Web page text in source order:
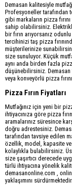
Demasan kalitesiyle
Profesyoneller tarafından
gibi markaların pizza
sahip olabilirsiniz.
bir fırın arıyorsanız
tercihinizi taş pizza
müşterilerinize
size sunuluyor. Küçük
aynı anda birden fazla
düşünebilirsiniz. Demasan
veya konveyörlü pizza
Pizza Fırın Fiyatları
Mutfağınız için yeni bir
ihtiyacınıza göre pizza
aramalarınız süresince
doğru adrestesiniz.
tarafından tavsiye edilen
özellik, model, kapasite ve
kolaylıkla bulabilirsiniz.
size şaşırtıcı derecede
türlü ihtiyacına yönelik
demasanonline.com ,
yaklaşımını